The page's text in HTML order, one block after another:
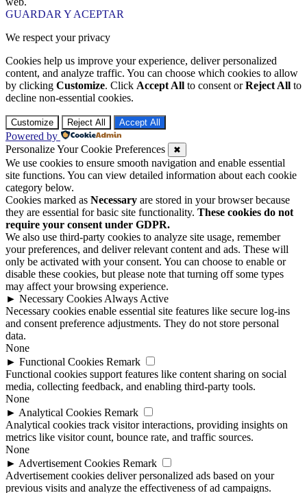
GUARDAR Y ACEPTAR
We respect your privacy
Cookies help us improve your experience, deliver personalized
content, and analyze traffic. You can choose which cookies to allow
by clicking Customize. Click Accept All to consent orReject All to
decline non-essential cookies.
Customize Reject All Accept All
Powered by
Personalize Your Cookie Preferences
✖
We use cookies to ensure smooth navigation and enable essential
site functions. You can view detailed information about each cookie
category below.
Cookies marked as Necessary are stored in your browser because
they are essential for basic site functionality. These cookies do not
require your consent under GDPR.
We also use third-party cookies to analyze site usage, remember
your preferences, and deliver relevant content and ads. These will
only be activated with your consent. You can choose to enable or
disable these cookies, but please note that turning off some types
may affect your browsing experience.
► Necessary Cookies Always Active
Necessary cookies enable essential site features like secure log-ins
and consent preference adjustments. They do not store personal
data.
None
► Functional Cookies Remark
Functional cookies support features like content sharing on social
media, collecting feedback, and enabling third-party tools.
None
► Analytical Cookies Remark
Analytical cookies track visitor interactions, providing insights on
metrics like visitor count, bounce rate, and traffic sources.
None
► Advertisement Cookies Remark
Advertisement cookies deliver personalized ads based on your
previous visits and analyze the effectiveness of ad campaigns.